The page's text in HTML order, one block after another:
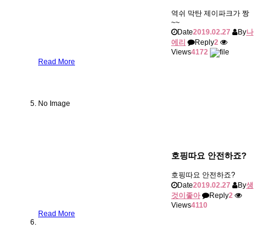
역쉬 막탄 제이파크가 짱
~~
Date2019.02.27 By나
에리
Reply2
Views4172
Read More
No Image
호핑따요 안전하죠?
호핑따요 안전하죠?
Date2019.02.27 By생
것이좋아
Reply2
Views4110
Read More